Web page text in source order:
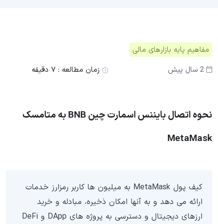
مفاهیم پایه بازار‌های مالی
2 سال پیش
زمان مطالعه : ۷ دقیقه
نحوه اتصال بایننس اسمارت چین BNB به متامسک
MetaMask
کیف پول MetaMask به میلیون ها کاربر رمزارز خدمات
ارائه می دهد و به آنها امکان ذخیره، مبادله و خرید
ارزهای دیجیتال و دسترسی به پروژه های DApp و DeFi